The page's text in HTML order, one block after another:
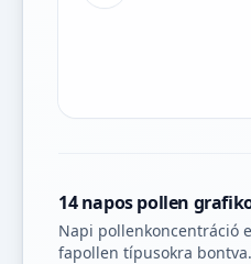
14 napos pollen
Napi pollenkoncentráció
fapollen típusokra bontva.